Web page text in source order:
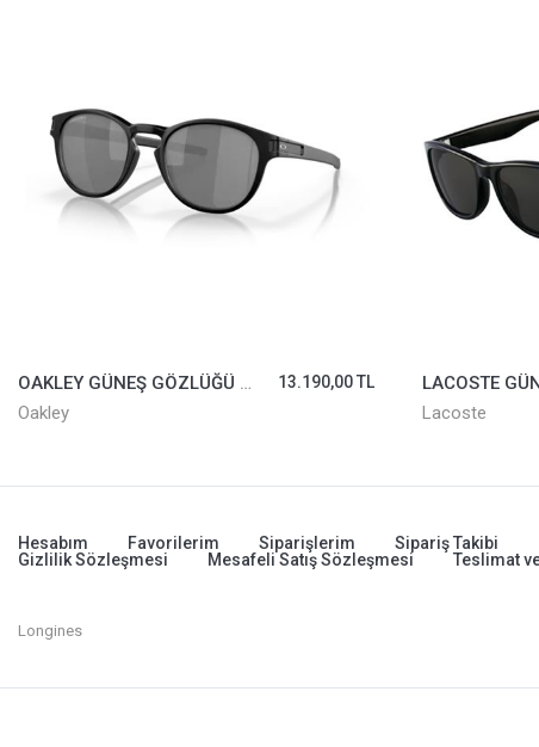
OAKLEY GÜNEŞ GÖZLÜĞÜ 9265-27
Oakley
13.190,00 TL
Lacoste
Hesabım Favorilerim Siparişlerim Sipariş Takibi
Gizlilik Sözleşmesi
Mesafeli Satış Sözleşmesi Teslimat
Longines